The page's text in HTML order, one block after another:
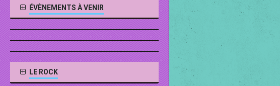
ÉVÈNEMENTS À VENIR
LE ROCK